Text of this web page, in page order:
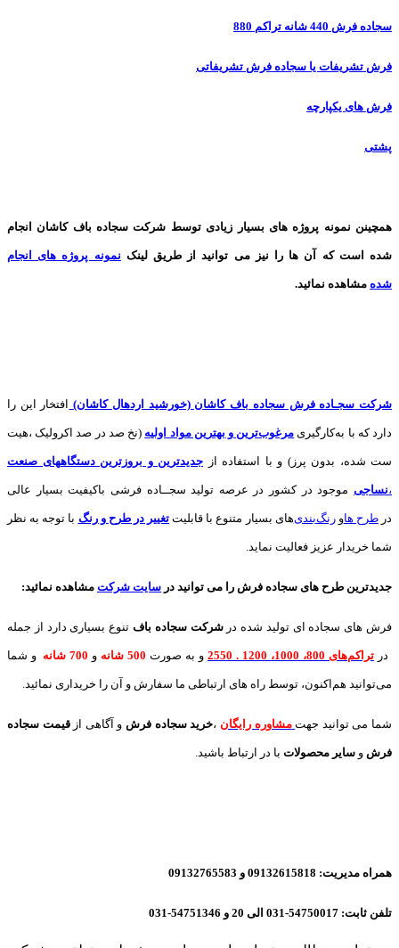
سجاده فرش 440 شانه تراکم 880
فرش تشریفات یا سجاده فرش تشریفاتی
فرش های یکپارچه
پشتی
همچینن نمونه پروژه های بسیار زیادی توسط شرکت سجاده باف کاشان انجام
شده است که آن ها را نیز می توانید از طریق لینک نمونه پروژه های انجام
شده مشاهده نمائید.
شرکت سجـاده فرش سجاده باف کاشان (خورشید اردهال کاشان) افتخار این را
دارد که با به‌کارگیری مرغوب‌ترین و بهترین مواد اولیه (نخ صد در صد اکرولیک ،هیت
ست شده، بدون پرز) و با استفاده از جدیدترین و بروزترین دستگاههای صنعت
نساجی، موجود در کشور در عرصه تولید سجــاده فرشی باکیفیت بسیار عالی
درطرح هاو
رنگ‌بندی‌ های بسیار متنوع با قابلیت تغییر در طرح و رنگ با توجه به نظر
شما خریدار عزیز فعالیت نماید.
جدیدترین طرح های سجاده فرش را می توانید در سایت شرکت مشاهده نمائید:
فرش های سجاده ای تولید شده درشرکت سجاده باف تنوع بسیاری دارد از جمله
در تراکم‌های 800، 1000، 1200 . 2550 و به صورت 500 شانه و 700 شانه و شما
می‌توانید هم‌اکنون، توسط راه های ارتباطی ما سفارش و آن را خریداری نمائید.
شما می توانید جهت مشاوره رایگان ،خرید سجاده فرش و آگاهی ازقیمت سجاده
فرش و سایر محصولات با در ارتباط باشید.
همراه مدیریت: 09132615818 و 09132765583
تلفن ثابت: 54750017-031 الی 20 و 54751346-031